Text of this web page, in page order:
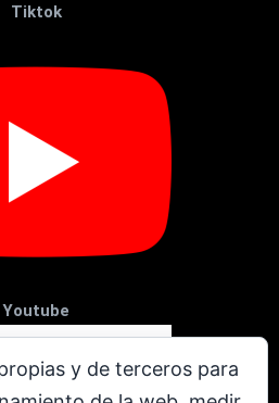
y de terceros para
Tiktok
Youtube